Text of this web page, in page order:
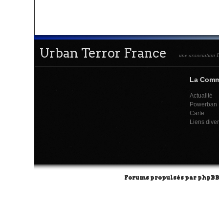
Urban Terror France une association
La
Actualité
Powerban
Carte
Liens
Forums propulsés par phpBB